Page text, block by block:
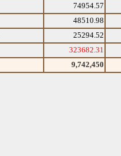
74954.57
48510.98
25294.52
323682.31
9,742,450